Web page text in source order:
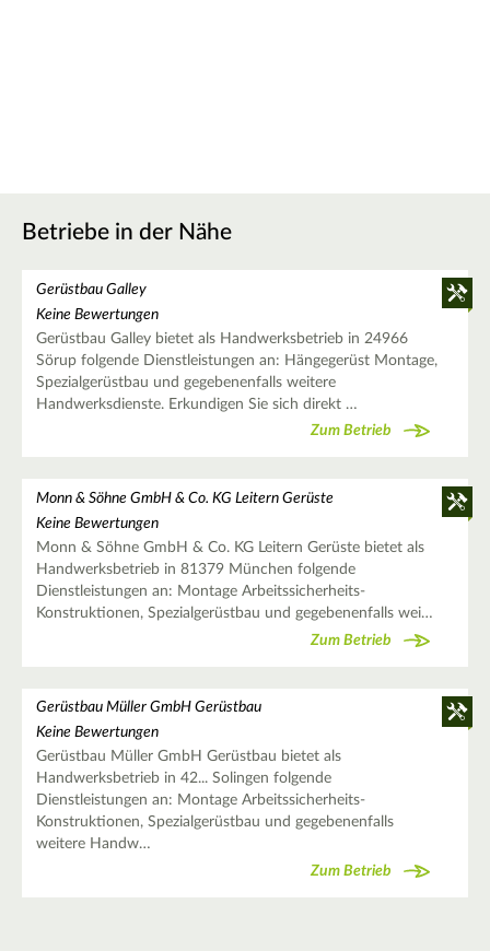
Betriebe in der Nähe
Gerüstbau Galley
Keine Bewertungen
Gerüstbau Galley bietet als Handwerksbetrieb in 24966
Sörup folgende Dienstleistungen an: Hängegerüst Montage,
Spezialgerüstbau und gegebenenfalls weitere
Handwerksdienste. Erkundigen Sie sich direkt …
Zum Betrieb
Monn & Söhne GmbH & Co. KG Leitern Gerüste
Keine Bewertungen
Monn & Söhne GmbH & Co. KG Leitern Gerüste bietet als
Handwerksbetrieb in 81379 München folgende
Dienstleistungen an: Montage Arbeitssicherheits-
Konstruktionen, Spezialgerüstbau und gegebenenfalls wei…
Zum Betrieb
Gerüstbau Müller GmbH Gerüstbau
Keine Bewertungen
Gerüstbau Müller GmbH Gerüstbau bietet als
Handwerksbetrieb in 42... Solingen folgende
Dienstleistungen an: Montage Arbeitssicherheits-
Konstruktionen, Spezialgerüstbau und gegebenenfalls
weitere Handw…
Zum Betrieb